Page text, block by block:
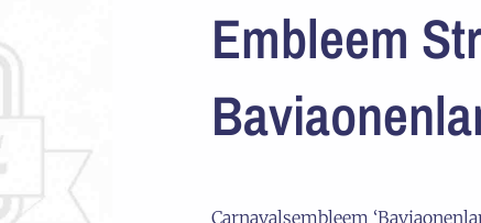
Embleem
Carnavalsembleem